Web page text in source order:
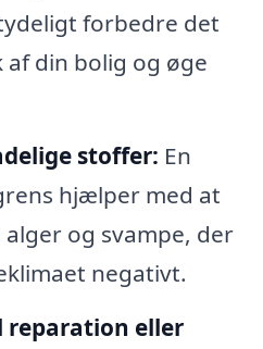
forbedre det
din bolig og øge
stoffer: En
hjælper med at
og svampe, der
negativt.
reparation eller